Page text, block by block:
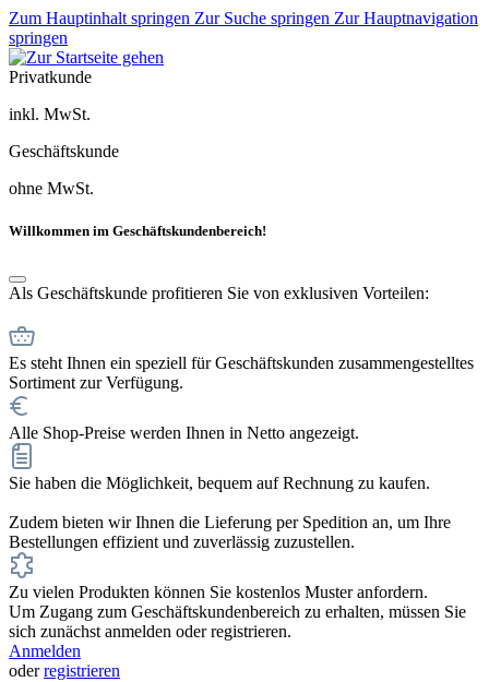
Zum Hauptinhalt springen Zur Suche springen Zur Hauptnavigation
springen
Privatkunde
inkl. MwSt.
Geschäftskunde
ohne MwSt.
Willkommen im Geschäftskundenbereich!
Als Geschäftskunde profitieren Sie von exklusiven Vorteilen:
Es steht Ihnen ein speziell für Geschäftskunden zusammengestelltes
Sortiment zur Verfügung.
Alle Shop-Preise werden Ihnen in Netto angezeigt.
Sie haben die Möglichkeit, bequem auf Rechnung zu kaufen.
Zudem bieten wir Ihnen die Lieferung per Spedition an, um Ihre
Bestellungen effizient und zuverlässig zuzustellen.
Zu vielen Produkten können Sie kostenlos Muster anfordern.
Um Zugang zum Geschäftskundenbereich zu erhalten, müssen Sie
sich zunächst anmelden oder registrieren.
Anmelden
oderregistrieren